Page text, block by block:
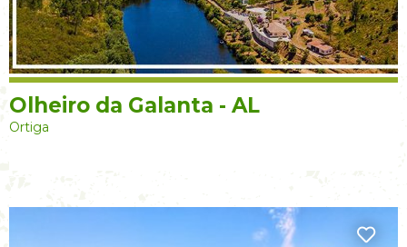
Olheiro da Galanta - AL
Ortiga